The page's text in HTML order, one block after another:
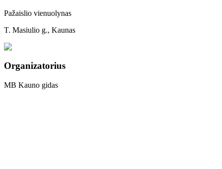
Pažaislio vienuolynas
T. Masiulio g., Kaunas
Organizatorius
MB Kauno gidas